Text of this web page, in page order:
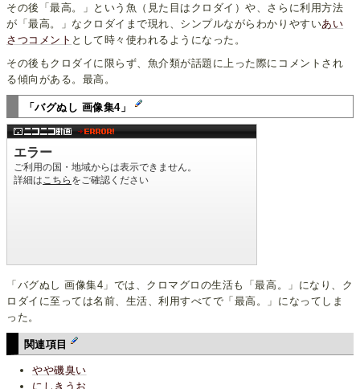
その後「最高。」という魚（見た目はクロダイ）や、さらに利用方法
が「最高。」なクロダイまで現れ、シンプルながらわかりやすいあい
さつコメント として時々使われるようになった。
その後もクロダイに限らず、魚介類が話題に上った際にコメントされ
る傾向がある。最高。
「バグぬし 画像集4」
「バグぬし 画像集4」では、クロマグロの生活も「最高。」になり、ク
ロダイに至っては名前、生活、利用すべてで「最高。」になってしま
った。
関連項目
やや磯臭い
にしきうお